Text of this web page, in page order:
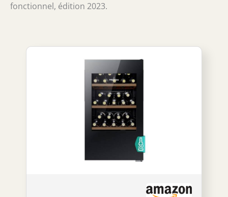
fonctionnel, édition 2023.